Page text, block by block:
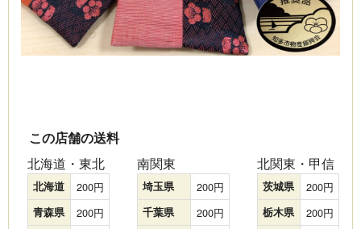
この店舗の送料
北海道・東北
北海道 200
青森県 200
南関東
埼玉県 200
千葉県 200
北関東・甲信
茨城県 200
栃木県 200